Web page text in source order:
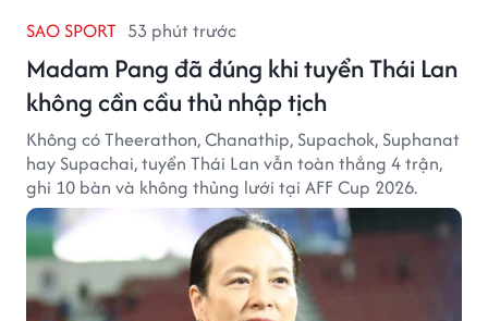
SAO SPORT 53 phút trước
Madam Pang đã đúng khi tuyển Thái Lan
không cần cầu thủ nhập tịch
Không có Theerathon, Chanathip, Supachok, Suphanat
hay Supachai, tuyển Thái Lan vẫn toàn thắng 4 trận,
ghi 10 bàn và không thủng lưới tại AFF Cup 2026.